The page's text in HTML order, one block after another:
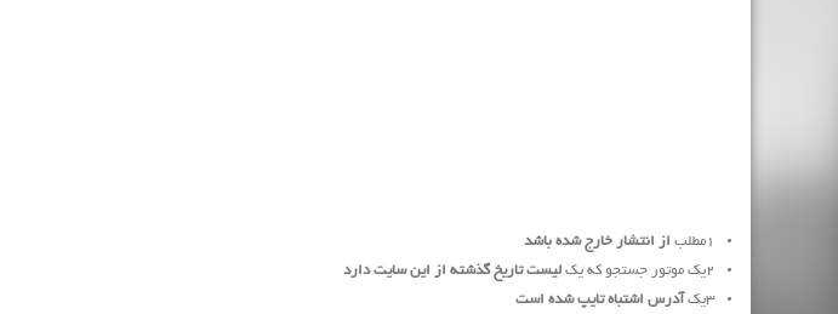
1 مطلب از انتشار خارج شده باشد
2یک موتور جستجو که یک لیست تاریخ گذشته از این سایت دارد
3یک آدرس اشتباه تایپ شده است